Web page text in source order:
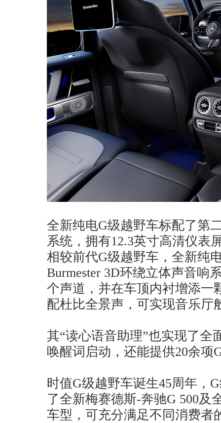
全新纯电G级越野车标配了第
系统，拥有12.3英寸高清仪表
相较前代G级越野车，全新纯
Burmester 3D环绕立体声音响
个声道，并在车顶内衬增添一
配杜比全景声，可实现音乐厅
其“读心语音助理”也实现了全
唤醒词启动，还能提供20余项
时值G级越野车诞生45周年，
了全新梅赛德斯-奔驰G 500及
车型，可充分满足不同消费者